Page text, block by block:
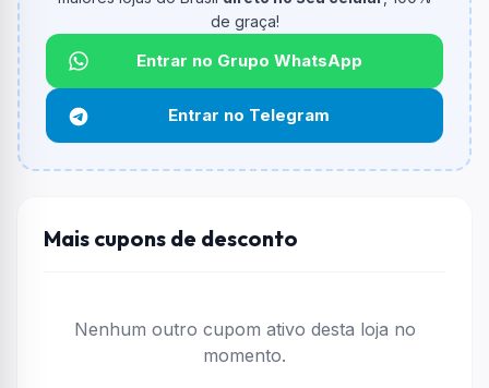
informado.
Qual é o desconto máximo?
Não informado ou sem limite.
Funciona em qualquer produto?
Não necessariamente. Depende de itens participantes
e alguns vendedores ou produtos especificos podem
de graça!
Entrar no Grupo WhatsApp
Entrar no Telegram
Mais cupons de desconto
Nenhum outro cupom ativo desta loja no
momento.